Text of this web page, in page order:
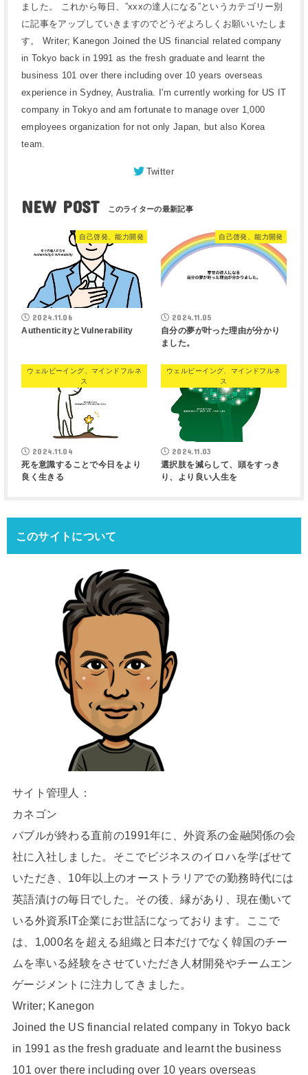
ました。 これから毎日、”xxxの達人になる”というカテゴリー別
に記事をアップしていきますのでどうぞよろしくお願いいたしま
す。 Writer; Kanegon Joined the US financial related company
in Tokyo back in 1991 as the fresh graduate and learnt the
business 101 over there including over 10 years overseas
experience in Sydney, Australia. I'm currently working for US IT
company in Tokyo and am fortunate to manage over 1,000
employees organization for not only Japan, but also Korea
team.
Twitter
NEW POST
自己啓発、能力開発
2024.11.06
AuthenticityとVulnerability
自己啓発、能力開発
2024.11.05
自分の夢が叶った理由が分かり
ました。
ウェルビーイング、マインドフルネ
ス
2024.11.04
死を意識することで今日をより
良く生きる
ウェルビーイング、マインドフルネ
ス
2024.11.03
選択肢を減らして、頭をすっき
り、より良い人生を
このサイトについて
サイト管理人：
カネゴン
バブルが終わる直前の1991年に、外資系の金融関係の会
社に入社しました。そこでビジネスのイロハを学ばせて
いただき、10年以上のオーストラリアでの勤務時代には
英語漬けの毎日でした。その後、縁があり、現在働いて
いる外資系IT企業にお世話になっております。ここで
は、1,000名を超える組織と日本だけでなく韓国のチー
ムを率いる経験をさせていただき人材開発やチームエン
ゲージメントに注力してきました。
Writer; Kanegon
Joined the US financial related company in Tokyo back
in 1991 as the fresh graduate and learnt the business
101 over there including over 10 years overseas